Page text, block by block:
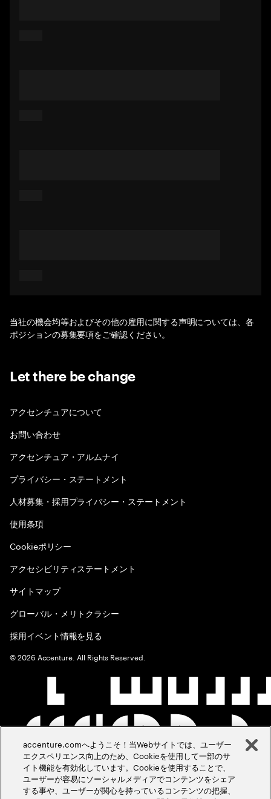
当社の機会均等およびその他の雇用に関する声明については、各
ポジションの募集要項をご確認ください。
Let there be change
アクセンチュアについて
お問い合わせ
アクセンチュア・アルムナイ
プライバシー・ステートメント
人材募集・採用プライバシー・ステートメント
使用条項
Cookieポリシー
アクセシビリティステートメント
サイトマップ
グローバル・メリトクラシー
採用イベント情報を見る
©2026 Accenture. All Rights Reserved.
accenture.comへようこそ！当Webサイトでは、ユーザー
エクスペリエンス向上のため、Cookieを使用して一部のサ
イト機能を有効化しています。Cookieを使用することで、
ユーザーが容易にソーシャルメディアでコンテンツをシェア
する事や、ユーザーが関心を持っているコンテンツの把握、